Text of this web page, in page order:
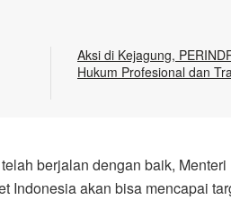
Aksi di Kejagung,
Hukum Profesional dan
berjalan dengan baik,
Indonesia akan bisa mencapai